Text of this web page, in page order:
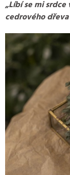
„Líbí se mi
cedrového dřeva